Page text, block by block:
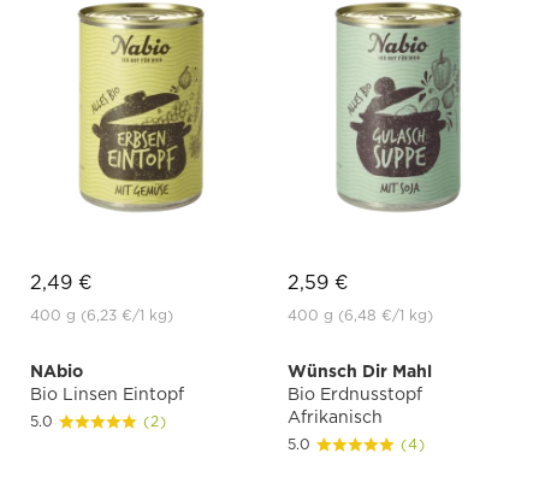
2,49 €
400 g (6,23 €/1 kg)
2,59 €
400 g (6,48 €/1 kg)
NAbio
Bio Linsen Eintopf
5.0 (2)
Wünsch Dir Mahl
Bio Erdnusstopf
Afrikanisch
5.0 (4)